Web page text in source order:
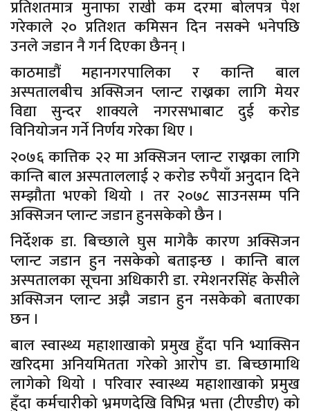
प्रतिशतमात्र मुनाफा राखी कम दरमा बोलपत्र पेश
गरेकाले २० प्रतिशत कमिसन दिन नसक्ने भनेपछि
उनले जडान नै गर्न दिएका छैनन् ।
काठमाडौं महानगरपालिका र कान्ति बाल
अस्पतालबीच अक्सिजन प्लान्ट राख्नका लागि मेयर
विद्या सुन्दर शाक्यले नगरसभाबाट दुई करोड
विनियोजन गर्ने निर्णय गरेका थिए ।
२०७६ कात्तिक २२ मा अक्सिजन प्लान्ट राख्नका लागि
कान्ति बाल अस्पताललाई २ करोड रुपैयाँ अनुदान दिने
सम्झौता भएको थियो । तर २०७८ साउनसम्म पनि
अक्सिजन प्लान्ट जडान हुनसकेको छैन ।
निर्देशक डा. बिच्छाले घुस मागेकै कारण अक्सिजन
प्लान्ट जडान हुन नसकेको बताइन्छ । कान्ति बाल
अस्पतालका सूचना अधिकारी डा. रमेशनरसिंह केसीले
अक्सिजन प्लान्ट अझै जडान हुन नसकेको बताएका
छन ।
बाल स्वास्थ्य महाशाखाको प्रमुख हुँदा पनि भ्याक्सिन
खरिदमा अनियमितता गरेको आरोप डा. बिच्छामाथि
लागेको थियो । परिवार स्वास्थ्य महाशाखाको प्रमुख
हुँदा कर्मचारीको भ्रमणदेखि विभिन्न भत्ता (टीएडीए) को